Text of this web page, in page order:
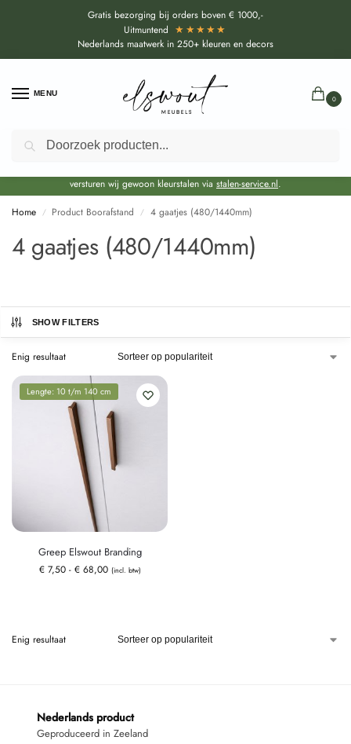
Gratis bezorging bij orders boven € 1000,-
Uitmuntend ★★★★★
Nederlands maatwerk in 250+ kleuren en decors
MENU
0
Door de bouwvakperiode geldt voor alle collecties momenteel een EXTRA
levertijd van circa 3-4 weken bovenop de reguliere levertijd.
versturen wij gewoon kleurstalen via stalen-service.nl.
Home / Product Boorafstand / 4 gaatjes (480/1440mm)
4 gaatjes (480/1440mm)
SHOW FILTERS
Enig resultaat
Lengte: 10 t/m 140 cm
Greep Elswout Branding
€7,50 - €68,00 (incl. btw)
Enig resultaat
Nederlands product
Geproduceerd in Zeeland